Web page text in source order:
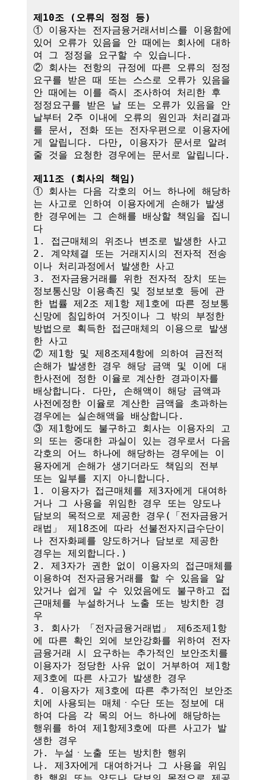
제10조 (오류의 정정 등)
① 이용자는 전자금융거래서비스를 이용함에
있어 오류가 있음을 안 때에는 회사에 대하
여 그 정정을 요구할 수 있습니다.
② 회사는 전항의 규정에 따른 오류의 정정
요구를 받은 때 또는 스스로 오류가 있음을
안 때에는 이를 즉시 조사하여 처리한 후
정정요구를 받은 날 또는 오류가 있음을 안
날부터 2주 이내에 오류의 원인과 처리결과
를 문서, 전화 또는 전자우편으로 이용자에
게 알립니다. 다만, 이용자가 문서로 알려
줄 것을 요청한 경우에는 문서로 알립니다.
제11조 (회사의 책임)
① 회사는 다음 각호의 어느 하나에 해당하
는 사고로 인하여 이용자에게 손해가 발생
한 경우에는 그 손해를 배상할 책임을 집니
다
1. 접근매체의 위조나 변조로 발생한 사고
2. 계약체결 또는 거래지시의 전자적 전송
이나 처리과정에서 발생한 사고
3. 전자금융거래를 위한 전자적 장치 또는
정보통신망 이용촉진 및 정보보호 등에 관
한 법률 제2조 제1항 제1호에 따른 정보통
신망에 침입하여 거짓이나 그 밖의 부정한
방법으로 획득한 접근매체의 이용으로 발생
한 사고
② 제1항 및 제8조제4항에 의하여 금전적
손해가 발생한 경우 해당 금액 및 이에 대
한사전에 정한 이율로 계산한 경과이자를
배상합니다. 다만, 손해액이 해당 금액과
사전에정한 이율로 계산한 금액을 초과하는
경우에는 실손해액을 배상합니다.
③ 제1항에도 불구하고 회사는 이용자의 고
의 또는 중대한 과실이 있는 경우로서 다음
각호의 어느 하나에 해당하는 경우에는 이
용자에게 손해가 생기더라도 책임의 전부
또는 일부를 지지 아니합니다.
1. 이용자가 접근매체를 제3자에게 대여하
거나 그 사용을 위임한 경우 또는 양도나
담보의 목적으로 제공한 경우(「전자금융거
래법」 제18조에 따라 선불전자지급수단이
나 전자화폐를 양도하거나 담보로 제공한
경우는 제외합니다.)
2. 제3자가 권한 없이 이용자의 접근매체를
이용하여 전자금융거래를 할 수 있음을 알
았거나 쉽게 알 수 있었음에도 불구하고 접
근매체를 누설하거나 노출 또는 방치한 경
우
3. 회사가 「전자금융거래법」 제6조제1항
에 따른 확인 외에 보안강화를 위하여 전자
금융거래 시 요구하는 추가적인 보안조치를
이용자가 정당한 사유 없이 거부하여 제1항
제3호에 따른 사고가 발생한 경우
4. 이용자가 제3호에 따른 추가적인 보안조
치에 사용되는 매체ㆍ수단 또는 정보에 대
하여 다음 각 목의 어느 하나에 해당하는
행위를 하여 제1항제3호에 따른 사고가 발
생한 경우
가. 누설ㆍ노출 또는 방치한 행위
나. 제3자에게 대여하거나 그 사용을 위임